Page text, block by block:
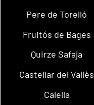
Pere de Torelló
Fruitós de Bages
Quirze Safaja
Castellar del Vallès
Calella